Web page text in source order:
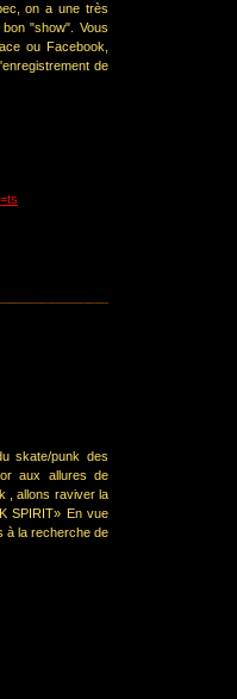
on a une très
"show". Vous
ou Facebook,
de
skate/punk des
aux allures de
, allons raviver la
SPIRIT» En vue
à la recherche de